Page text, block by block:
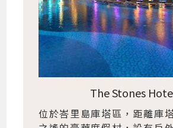
The Stones
位於峇里島庫塔區，距離庫